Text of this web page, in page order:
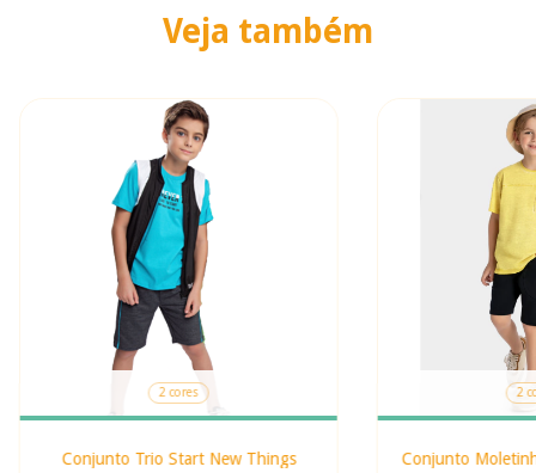
Veja também
2 cores
Conjunto Trio Start New Things
2
Conjunto